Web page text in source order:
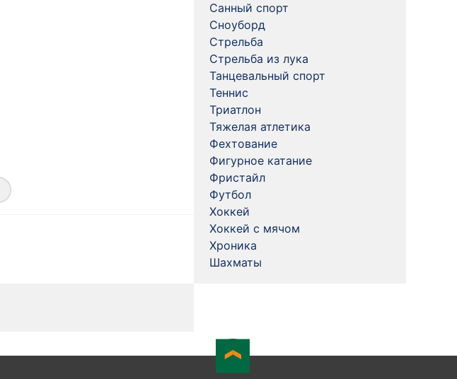
Санный спорт
Сноуборд
Стрельба
Стрельба из лука
Танцевальный спорт
Теннис
Триатлон
Тяжелая атлетика
Фехтование
Фигурное катание
Фристайл
Футбол
Хоккей
Хоккей с мячом
Хроника
Шахматы